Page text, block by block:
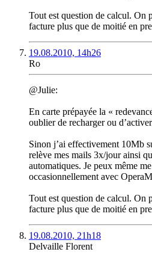
Tout est question de calcul. On
facture plus que de moitié en
19.08.2010, 14h26
Ro
@Julie:
En carte prépayée la «
oublier de recharger ou
Sinon j’ai effectivement 10Mb
relève mes mails 3x/jour ainsi
automatiques. Je peux même
occasionnellement avec
Tout est question de calcul. On
facture plus que de moitié en
19.08.2010, 21h18
Delvaille Florent